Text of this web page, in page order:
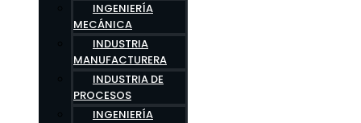
INGENIERÍA
MECÁNICA
INDUSTRIA
MANUFACTURERA
INDUSTRIA DE
PROCESOS
INGENIERÍA